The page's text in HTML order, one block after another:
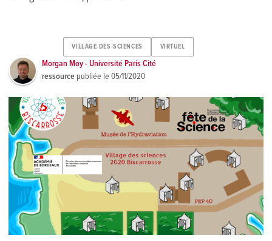
VILLAGE-DES-SCIENCES VIRTUEL
Morgan Moy - Université Paris Cité
ressource publiée le05/11/2020